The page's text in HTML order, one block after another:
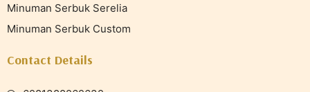
Minuman Serbuk Serelia
Minuman Serbuk Custom
Contact Details